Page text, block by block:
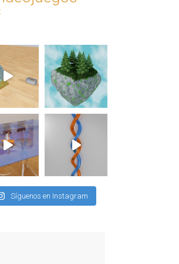
Síguenos en Instagram